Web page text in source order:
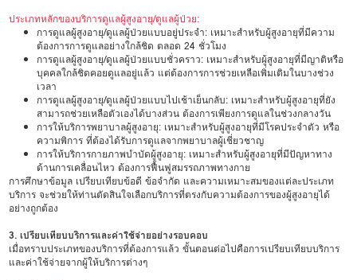
ประเภทหลักของบริการดูแลผู้สูงอายุ/ดูแลผู้ป่วย:
การดูแลผู้สูงอายุ/ดูแลผู้ป่วยแบบอยู่ประจำ: เหมาะสำหรับผู้สูงอายุที่มีความ
ต้องการการดูแลอย่างใกล้ชิด ตลอด 24 ชั่วโมง
การดูแลผู้สูงอายุ/ดูแลผู้ป่วยแบบชั่วคราว: เหมาะสำหรับผู้สูงอายุที่มีญาติหรือ
บุคคลใกล้ชิดคอยดูแลอยู่แล้ว แต่ต้องการการช่วยเหลือเพิ่มเติมในบางช่วง
เวลา
การดูแลผู้สูงอายุ/ดูแลผู้ป่วยแบบไปเช้าเย็นกลับ: เหมาะสำหรับผู้สูงอายุที่ยัง
สามารถช่วยเหลือตัวเองได้บางส่วน ต้องการเพียงการดูแลในช่วงกลางวัน
การให้บริการพยาบาลผู้สูงอายุ: เหมาะสำหรับผู้สูงอายุที่มีโรคประจำตัว หรือ
ความพิการ ที่ต้องได้รับการดูแลจากพยาบาลผู้เชี่ยวชาญ
การให้บริการกายภาพบำบัดผู้สูงอายุ: เหมาะสำหรับผู้สูงอายุที่มีปัญหาทาง
ด้านการเคลื่อนไหว ต้องการฟื้นฟูสมรรถภาพทางกาย
การศึกษาข้อมูล เปรียบเทียบข้อดี ข้อจำกัด และความเหมาะสมของแต่ละประเภท
บริการ จะช่วยให้ท่านตัดสินใจเลือกบริการที่ตรงกับความต้องการของผู้สูงอายุได้
อย่างถูกต้อง
3. เปรียบเทียบบริการและค่าใช้จ่ายอย่างรอบคอบ
เมื่อทราบประเภทของบริการที่ต้องการแล้ว ขั้นตอนต่อไปคือการเปรียบเทียบบริการ
และค่าใช้จ่ายจากผู้ให้บริการต่างๆ